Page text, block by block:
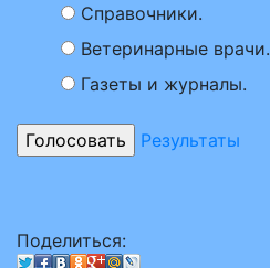
Справочники.
Ветеринарные врачи.
Газеты и журналы.
Результаты
Поделиться: